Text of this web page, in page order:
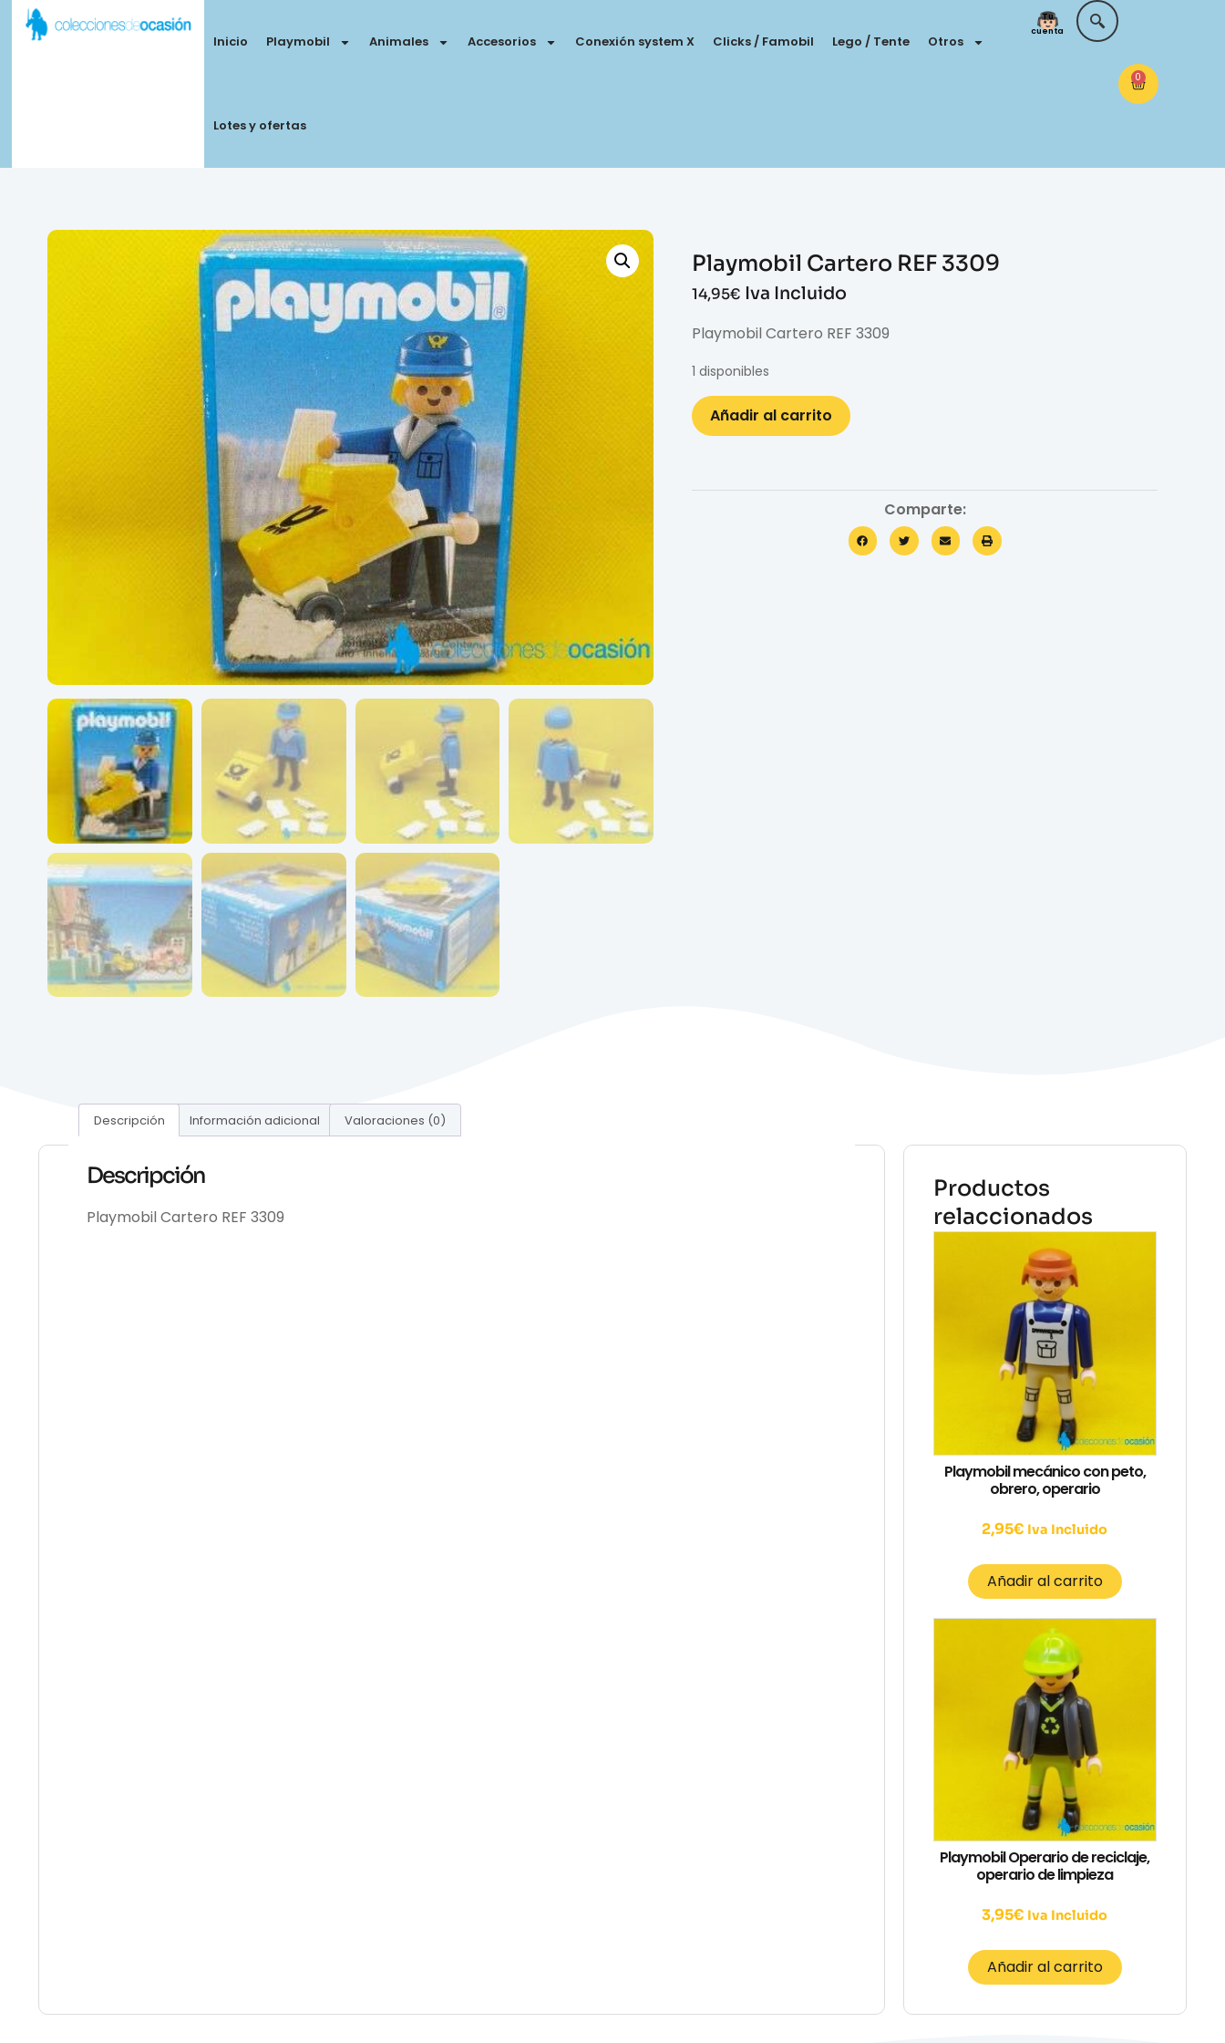
Inicio Playmobil Animales Accesorios Conexión system X Clicks / Famobil Lego / Tente Otros
Lotes y ofertas
Tu
cuenta
0
Playmobil Cartero REF 3309
14,95€ Iva Incluido
Playmobil Cartero REF 3309
1 disponibles
Añadir al carrito
Comparte:
Descripción Información adicional Valoraciones (0)
Descripción
Playmobil Cartero REF 3309
Productos
relaccionados
Playmobil mecánico con peto,
obrero, operario
2,95€ Iva Incluido
Añadir al carrito
Playmobil Operario de reciclaje,
operario de limpieza
3,95€ Iva Incluido
Añadir al carrito